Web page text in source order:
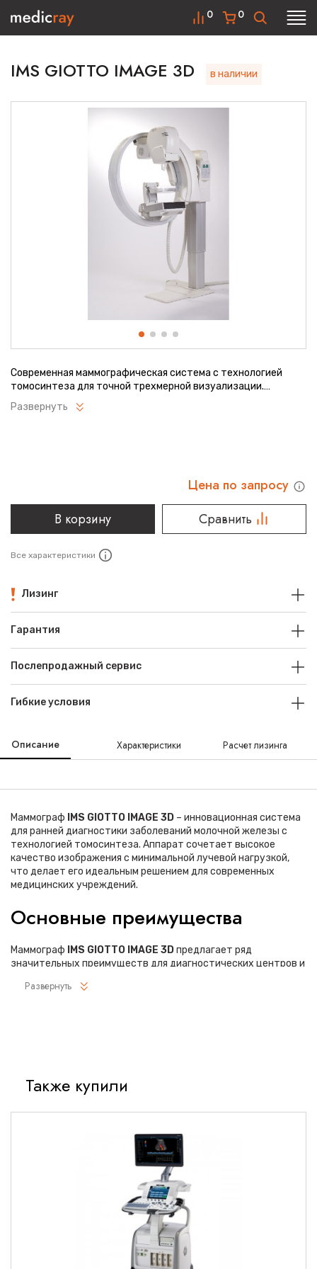
0
0
IMS GIOTTO IMAGE 3D в наличии
Современная маммографическая система с технологией
томосинтеза для точной трехмерной визуализации.
Обеспечивает высокое качество изображения при
минимальной лучевой нагрузке. Подходит для скрининговых
Развернуть
Цена по запросу
В корзину
Сравнить
Все характеристики
Лизинг
Гарантия
Послепродажный сервис
Гибкие условия
Описание Характеристики Расчет лизинга
Маммограф IMS GIOTTO IMAGE 3D – инновационная система
для ранней диагностики заболеваний молочной железы с
технологией томосинтеза. Аппарат сочетает высокое
качество изображения с минимальной лучевой нагрузкой,
что делает его идеальным решением для современных
медицинских учреждений.
Основные преимущества
Маммограф IMS GIOTTO IMAGE 3Dпредлагает ряд
значительных преимуществ для диагностических центров и
Высокое разрешение изображения до 50 микрон
Интеграция с системами PACS и DICOM
Технические характеристики
Система визуализации
Тип детектора: цифровой плоскопанельный
Размер детектора: 24×30 см
Развернуть
Также купили